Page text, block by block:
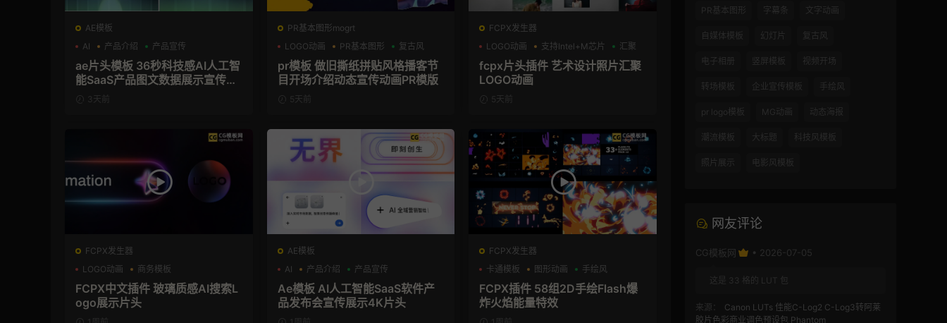
AE模板
AI
产品介绍 产品宣传
ae片头模板 36秒科技感AI人工智
能SaaS产品图文数据展示宣传视
频AE模板
3天前
PR基本图形mogrt
LOGO动画
PR基本图形 复古风
pr模板 做旧撕纸拼贴风格播客节
目开场介绍动态宣传动画PR模版
5天前
FCPX发生器
LOGO动画
支持Intel+M芯片 汇聚
fcpx片头插件 艺术设计照片汇聚
LOGO动画
5天前
FCPX发生器
LOGO动画
商务模板
支持Intel+M芯片
FCPX中文插件 玻璃质感AI搜索L
ogo展示片头
AE模板
AI
产品介绍 产品宣传
Ae模板 AI人工智能SaaS软件产
品发布会宣传展示4K片头
FCPX发生器
卡通模板
图形动画 手绘风
FCPX插件 58组2D手绘Flash爆
炸火焰能量特效
PR基本图形 字幕条 文字动画
自媒体模板 幻灯片 复古风
电子相册 竖屏模板 视频开场
转场模板 企业宣传模板 手绘风
pr logo模板 MG动画 动态海报
潮流模板 大标题 科技风模板
照片展示 电影风模板
网友评论
CG模板网 • 2026-07-05
这是 33 格的 LUT 包
来源：
Canon LUTs 佳能C-Log2 C-Log3转阿莱
胶片色彩商业调色预设包 Phantom